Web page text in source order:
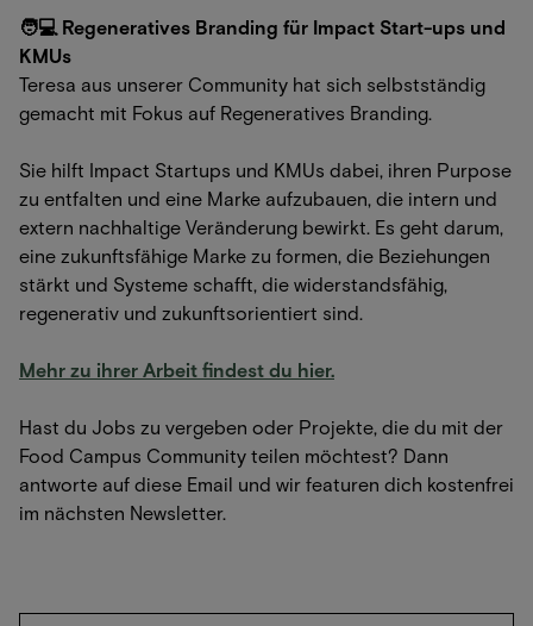
🧑💻 Regeneratives Branding für Impact Start-ups und
KMUs
Teresa aus unserer Community hat sich selbstständig
gemacht mit Fokus auf Regeneratives Branding.
Sie hilft Impact Startups und KMUs dabei, ihren Purpose
zu entfalten und eine Marke aufzubauen, die intern und
extern nachhaltige Veränderung bewirkt. Es geht darum,
eine zukunftsfähige Marke zu formen, die Beziehungen
stärkt und Systeme schafft, die widerstandsfähig,
regenerativ und zukunftsorientiert sind.
Mehr zu ihrer Arbeit findest du hier.
Hast du Jobs zu vergeben oder Projekte, die du mit der
Food Campus Community teilen möchtest? Dann
antworte auf diese Email und wir featuren dich kostenfrei
im nächsten Newsletter.